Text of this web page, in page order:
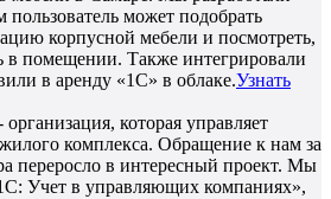
пользователь может подобрать
корпусной мебели и посмотреть,
в помещении. Также интегрировали
в аренду «1С» в облаке.Узнать
которая управляет
комплекса. Обращение к нам за
переросло в интересный проект. Мы
Учет в управляющих компаниях»,